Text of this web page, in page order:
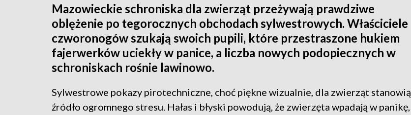
Mazowieckie schroniska dla zwierząt przeżywają prawdziwe
oblężenie po tegorocznych obchodach sylwestrowych. Właściciele
czworonogów szukają swoich pupili, które przestraszone hukiem
fajerwerków uciekły w panice, a liczba nowych podopiecznych w
schroniskach rośnie lawinowo.
Sylwestrowe pokazy pirotechniczne, choć piękne wizualnie, dla zwierząt stanowią
źródło ogromnego stresu. Hałas i błyski powodują, że zwierzęta wpadają w panikę,